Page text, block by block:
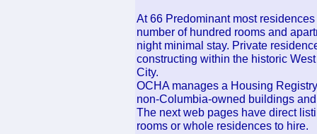
At 66 Predominant most
number of hundred rooms and
night minimal stay. Private
constructing within the historic
City.
OCHA manages a Housing
non-Columbia-owned buildings
The next web pages have direct
rooms or whole residences to hire.